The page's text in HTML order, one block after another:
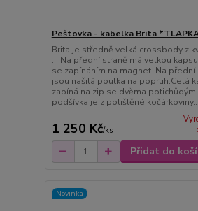
Peštovka - kabelka Brita
Brita je středně velká crossbody z
... Na přední straně má velkou
se zapínáním na magnet. Na přední
jsou našitá poutka na popruh.Celá
zapíná na zip se dvěma
podšívka je z potištěné kočárkoviny..
1 250 Kč/ks
Přidat do
Novinka